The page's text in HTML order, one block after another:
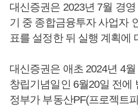
대신증권은 2023년 7월 경
기 중 종합금융투자 사업자
표를 설정한 뒤 실행 계획에
대신증권은 애초 2024년 4
창립기념일인 6월20일 전에
정부가 부동산PF(프로젝트